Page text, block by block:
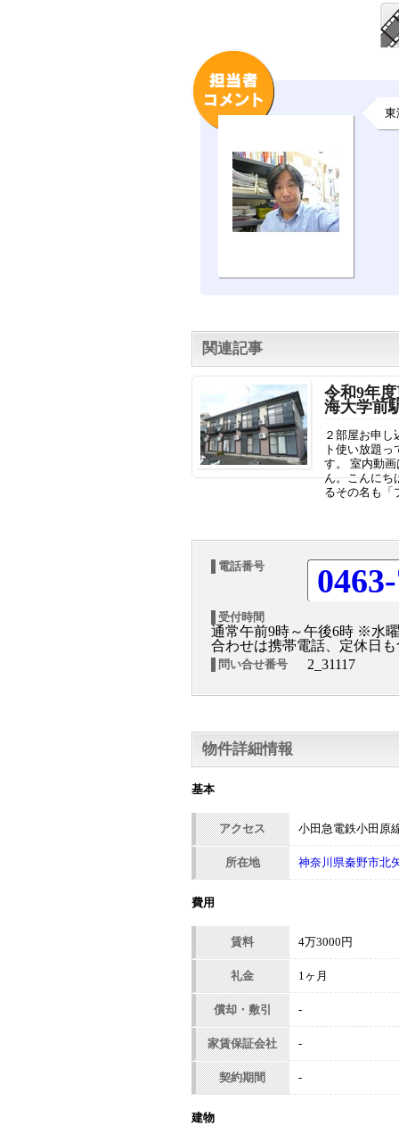
東
関連記事
令和9年
海大学前
２部屋お申
ト使い放題
す。 室内動
ん。こんにち
るその名も「
電話番号
受付時間
通常午前9時～午後6時 ※水
合わせは携帯電話、定休日
問い合せ番号 2_31117
物件詳細情報
基本
アクセス 小田急電鉄小田原
所在地 神奈川県秦野市北
費用
賃料 4万3000円
礼金 1ヶ月
償却・敷引 -
家賃保証会社 -
契約期間 -
建物